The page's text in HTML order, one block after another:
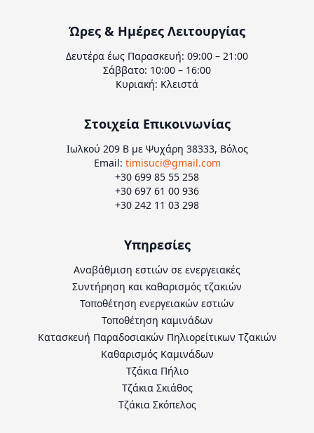
Ώρες & Ημέρες Λειτουργίας
Δευτέρα έως Παρασκευή: 09:00 – 21:00
Σάββατο: 10:00 – 16:00
Κυριακή: Κλειστά
Στοιχεία Επικοινωνίας
Ιωλκού 209 Β με Ψυχάρη 38333, Βόλος
Email: timisuci@gmail.com
+30 699 85 55 258
+30 697 61 00 936
+30 242 11 03 298
Υπηρεσίες
Αναβάθμιση εστιών σε ενεργειακές
Συντήρηση και καθαρισμός τζακιών
Τοποθέτηση ενεργειακών εστιών
Τοποθέτηση καμινάδων
Κατασκευή Παραδοσιακών Πηλιορείτικων Τζακιών
Καθαρισμός Καμινάδων
Τζάκια Πήλιο
Τζάκια Σκιάθος
Τζάκια Σκόπελος